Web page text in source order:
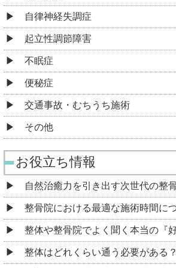
自律神経失調症
起立性調節障害
不眠症
便秘症
交通事故・むちうち施術
その他
お役立ち情報
自然治癒力を引き出す次世代の整
整骨院における最適な施術時間に
整体や整骨院でよく聞く本当の『
整体はどれくらい通う必要がある？